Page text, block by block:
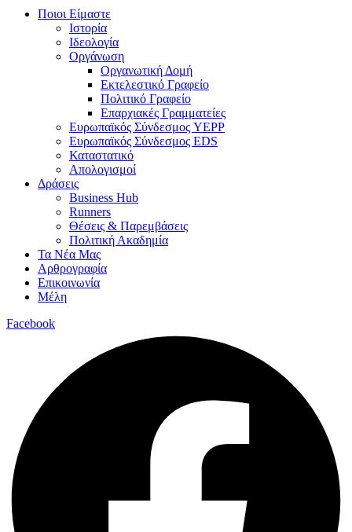
Ποιοι Είμαστε
Ιστορία
Ιδεολογία
Οργάνωση
Οργανωτική Δομή
Εκτελεστικό Γραφείο
Πολιτικό Γραφείο
Επαρχιακές Γραμματείες
Ευρωπαϊκός Σύνδεσμος YEPP
Ευρωπαϊκός Σύνδεσμος EDS
Καταστατικό
Απολογισμοί
Δράσεις
Business Hub
Runners
Θέσεις & Παρεμβάσεις
Πολιτική Ακαδημία
Τα Νέα Μας
Αρθρογραφία
Επικοινωνία
Μέλη
Facebook